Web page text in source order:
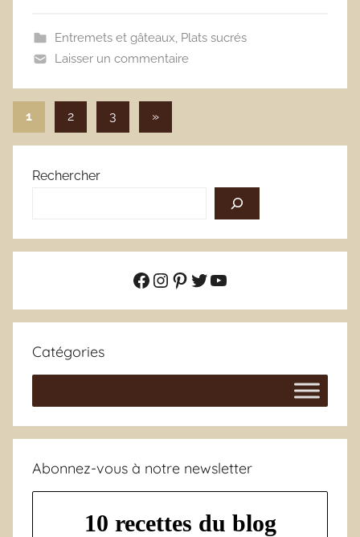
Entremets et gâteaux Plats sucrés
Laisser un commentaire
Pagination
des
publications
1 2 3
Articles
suivants
»
Rechercher
Facebook
Instagram
Pinterest
Twitter
YouTube
Catégories
Abonnez-vous à notre newsletter
10 recettes du blog